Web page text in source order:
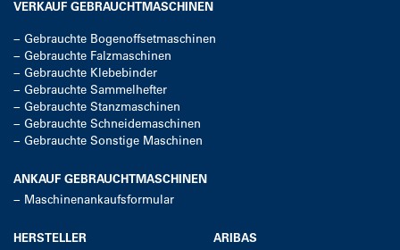
VERKAUF GEBRAUCHTMASCHINEN
− Gebrauchte Bogenoffsetmaschinen
− Gebrauchte Falzmaschinen
− Gebrauchte Klebebinder
− Gebrauchte Sammelhefter
− Gebrauchte Stanzmaschinen
− Gebrauchte Schneidemaschinen
− Gebrauchte Sonstige Maschinen
ANKAUF GEBRAUCHTMASCHINEN
− Maschinenankaufsformular
HERSTELLER ARIBAS